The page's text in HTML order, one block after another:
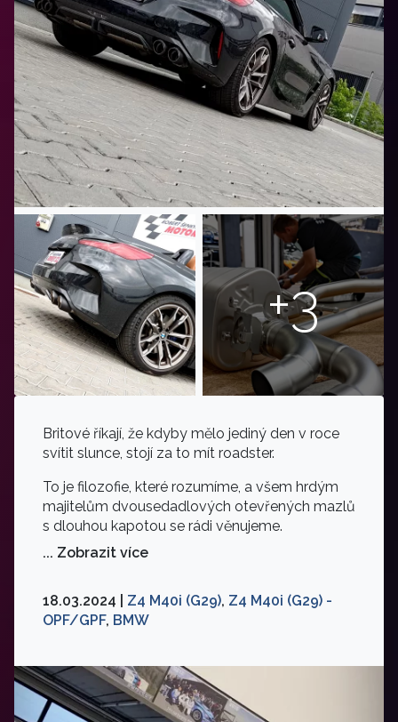
+3
Britové říkají, že kdyby mělo jediný den v roce
svítit slunce, stojí za to mít roadster.
To je filozofie, které rozumíme, a všem hrdým
majitelům dvousedadlových otevřených mazlů
s dlouhou kapotou se rádi věnujeme.
... Zobrazit více
18.03.2024 | Z4 M40i (G29), Z4 M40i (G29) -
OPF/GPF, BMW